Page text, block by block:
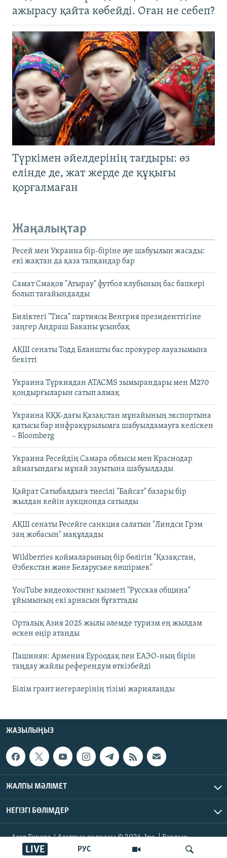
РУС
LIVE
ажырасу қайта көбейді. Оған не себеп?
Түркімен әйелдерінің тағдыры: өз
елінде де, жат жерде де құқығы
қорғалмаған
Жаңалықтар
Ресей мен Украина бір-біріне әуе шабуылын жасады:
екі жақтан да қаза тапқандар бар
Самат Смақов "Атырау" футбол клубының бас бапкері
болып тағайындалды
Биліктегі "Тиса" партиясы Венгрия президенттігіне
заңгер Андраш Баканы ұсынбақ
АҚШ сенаты Тодд Бланшты бас прокурор лауазымына
бекітті
Украина Түркиядан ATACMS зымырандары мен M270
қондырғыларын сатып алмақ
Украина КҚК-дағы Қазақстан мұнайының экспортына
қатысы бар инфрақұрылымға шабуылдамауға келіскен
– Bloomberg
Украина Ресейдің Самара облысы мен Краснодар
аймағындағы мұнай зауытына шабуылдады
Қайрат Сатыбалдыға тиесілі "Байсат" базары бір
жылдан кейін аукционда сатылды
АҚШ сенаты Ресейге санкция салатын "Линдси Грэм
заң жобасын" мақұлдады
Wildberries қоймаларының бір бөлігін "Қазақстан,
Өзбекстан және Беларуське көшірмек"
YouTube видеохостинг қызметі "Русская община"
ұйымының екі арнасын бұғаттады
Орталық Азия 2025 жылы әлемде туризм ең жылдам
өскен өңір атанды
Пашинян: Армения Еуроодақ пен ЕАЭО-ның бірін
таңдау жайлы референдум өткізбейді
Білім грант иегерлерінің тізімі жарияланды
ЖАЗЫЛЫҢЫЗ
ЖАЛПЫ МӘЛІМЕТ
НЕГІЗГІ БӨЛІМДЕР
Азат Еуропа / Азаттық радиосы © 2026, Inc. | Барлық
құқықтары қорғалған